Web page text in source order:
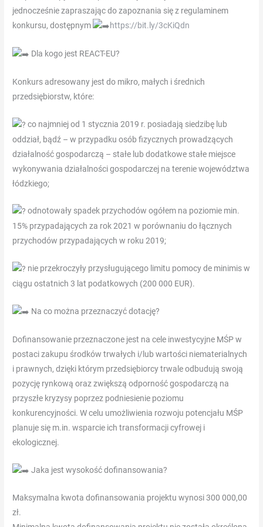
te
maken
het
maar
in
geval
van
de
Diamond
Queen,
dat
stijlvolle
J,
K,
en
een.
Gxmble
Spins
Zonder
Deposit
Extra
functie-
voor
spider
die
het
jednocześnie zapraszając do zapoznania się z regulaminem
konkursu, dostępnym
https://bit.ly/3cKiQdn
Dla kogo jest REACT-EU?
Konkurs adresowany jest do mikro, małych i średnich
przedsiębiorstw, które:
co najmniej od 1 stycznia 2019 r. posiadają siedzibę lub
oddział, bądź – w przypadku osób fizycznych prowadzących
działalność gospodarczą – stałe lub dodatkowe stałe miejsce
wykonywania działalności gospodarczej na terenie województwa
łódzkiego;
odnotowały spadek przychodów ogółem na poziomie min.
15% przypadających za rok 2021 w porównaniu do łącznych
przychodów przypadających w roku 2019;
nie przekroczyły przysługującego limitu pomocy de minimis w
ciągu ostatnich 3 lat podatkowych (200 000 EUR).
Na co można przeznaczyć dotację?
Dofinansowanie przeznaczone jest na cele inwestycyjne MŚP w
postaci zakupu środków trwałych i/lub wartości niematerialnych
i prawnych, dzięki którym przedsiębiorcy trwale odbudują swoją
pozycję rynkową oraz zwiększą odporność gospodarczą na
przyszłe kryzysy poprzez podniesienie poziomu
konkurencyjności. W celu umożliwienia rozwoju potencjału MŚP
planuje się m.in. wsparcie ich transformacji cyfrowej i
ekologicznej.
Jaka jest wysokość dofinansowania?
Maksymalna kwota dofinansowania projektu wynosi 300 000,00
zł.